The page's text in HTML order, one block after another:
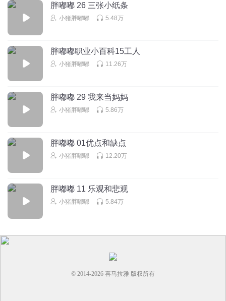
胖嘟嘟 26 三张小纸条
小猪胖嘟嘟 5.48万
胖嘟嘟职业小百科15工人
小猪胖嘟嘟 11.26万
胖嘟嘟 29 我来当妈妈
小猪胖嘟嘟 5.86万
胖嘟嘟 01优点和缺点
小猪胖嘟嘟 12.20万
胖嘟嘟 11 乐观和悲观
小猪胖嘟嘟 5.84万
© 2014-2026 喜马拉雅 版权所有